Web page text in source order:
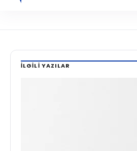
Ana
Sayfa/Tavsiyeler/IP Adresi Nedir?
İLGILI YAZILAR